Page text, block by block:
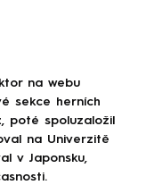
na webu
sekce herních
poté spoluzaložil
na Univerzitě
v Japonsku,